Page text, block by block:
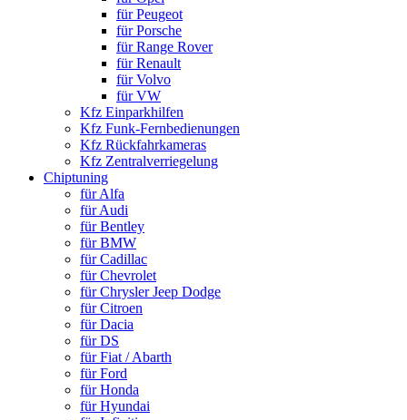
für Peugeot
für Porsche
für Range Rover
für Renault
für Volvo
für VW
Kfz Einparkhilfen
Kfz Funk-Fernbedienungen
Kfz Rückfahrkameras
Kfz Zentralverriegelung
Chiptuning
für Alfa
für Audi
für Bentley
für BMW
für Cadillac
für Chevrolet
für Chrysler Jeep Dodge
für Citroen
für Dacia
für DS
für Fiat / Abarth
für Ford
für Honda
für Hyundai